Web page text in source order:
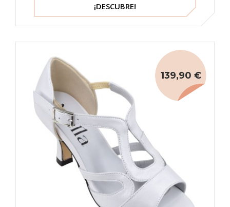
¡DESCUBRE!
139,90 €